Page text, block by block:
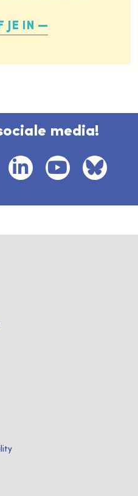
JE IN
media!